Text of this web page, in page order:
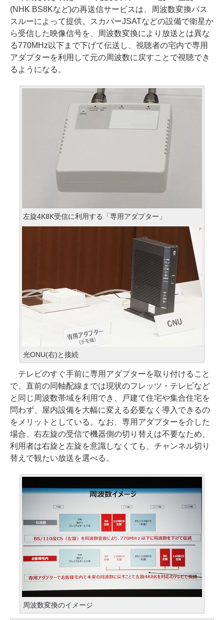
(NHK BS8Kなど)の再送信サービスは、周波数変換パス
スルーによって提供。スカパーJSATなどの設備で衛星か
ら受信した映像信号を、周波数変換により放送とは異な
る770MHz以下まで下げて伝送し、視聴者の宅内で専用
アダプターを利用して元の周波数に戻すことで視聴でき
るようになる。
左旋4K8K受信に利用する「専用アダプター」
光ONU(右)と接続
テレビのすぐ手前に専用アダプターを取り付けること
で、直前の同軸配線までは現状のフレッツ・テレビなど
と同じ周波数帯域を利用でき、戸建て住宅や集合住宅を
問わず、屋内設備を大幅に変える必要なく導入できるの
をメリットとしている。なお、専用アダプターを介した
場合、右左旋の受信で機器側の切り替えは不要なため、
利用者は右旋と左旋を意識しなくても、チャンネル切り
替えで観たい放送を選べる。
周波数変換のイメージ